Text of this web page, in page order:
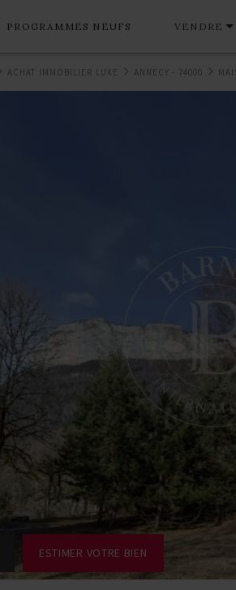
PROGRAMMES NEUFS VENDRE
ACHAT IMMOBILIER LUXE ANNECY - 74000
ESTIMER VOTRE BIEN